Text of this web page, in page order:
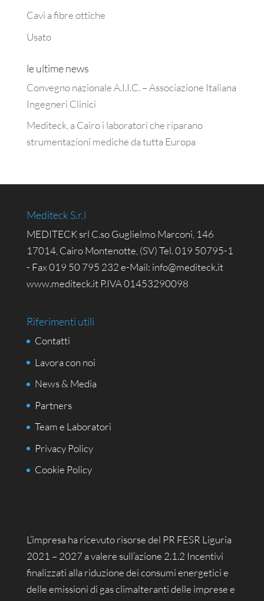
Cavi a fibre ottiche
Usato
le ultime news
Convegno nazionale A.I.I.C. – Associazione Italiana
Ingegneri Clinici
Mediteck, a Cairo i laboratori che riparano
strumentazioni mediche da tutta Europa
Mediteck S.r.l
MEDITECK srl C.so Guglielmo Marconi, 146
17014, Cairo Montenotte, (SV) Tel. 019 50795-1
- Fax 019 50 795 232 e-Mail: info@mediteck.it
www.mediteck.it P.IVA 01453290098
Riferimenti utili
Contatti
Lavora con noi
News & Media
Partners
Team e Laboratori
Privacy Policy
Cookie Policy
L’impresa ha ricevuto risorse del PR FESR Liguria
2021 – 2027 a valere sull’azione 2.1.2 Incentivi
finalizzati alla riduzione dei consumi energetici e
delle emissioni di gas climalteranti delle imprese e